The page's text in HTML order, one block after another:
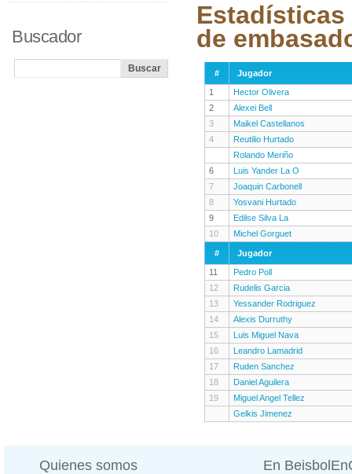
Estadísticas
de
#
Jugador
1
Hector Olivera
2
Alexei Bell
3
Maikel Castellanos
4
Reutilio Hurtado
Rolando Meriño
6
Luis Yander La O
7
Joaquin Carbonell
8
Yosvani Hurtado
9
Edilse Silva La
10
Michel Gorguet
#
Jugador
11
Pedro Poll
12
Rudelis Garcia
13
Yessander Rodriguez
14
Alexis Durruthy
15
Luis Miguel Nava
16
Leandro Lamadrid
17
Ruden Sanchez
18
Daniel Aguilera
19
Miguel Angel Tellez
Gelkis Jimenez
Buscador
Quienes somos En